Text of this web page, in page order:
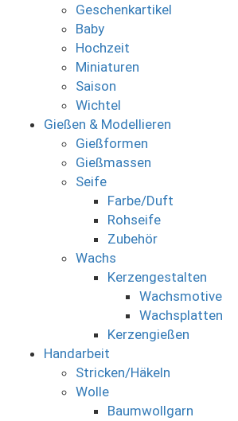
Geschenkartikel
Baby
Hochzeit
Miniaturen
Saison
Wichtel
Gießen & Modellieren
Gießformen
Gießmassen
Seife
Farbe/Duft
Rohseife
Zubehör
Wachs
Kerzengestalten
Wachsmotive
Wachsplatten
Kerzengießen
Handarbeit
Stricken/Häkeln
Wolle
Baumwollgarn